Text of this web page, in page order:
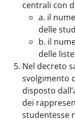
centrali con
a. il
delle
b. il
delle
Nel decreto
svolgimento
disposto
dei
studentesse